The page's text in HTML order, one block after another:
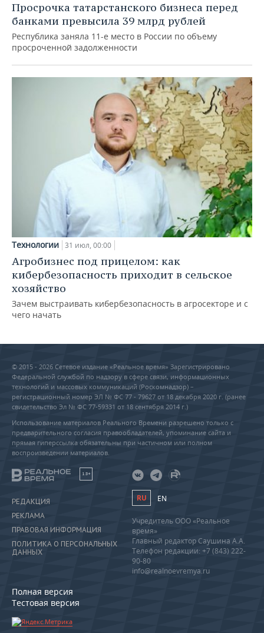
Просрочка татарстанского бизнеса перед
банками превысила 39 млрд рублей
Республика заняла 11-е место в России по объему
просроченной задолженности
Технологии 31 июл, 00:00
Агробизнес под прицелом: как
кибербезопасность приходит в сельское
хозяйство
Зачем выстраивать кибербезопасность в агросекторе и с
чего начать
© 2015 - 2026 Сетевое издание «Реальное время» Зарегистрировано
Федеральной службой по надзору в сфере связи, информационных
технологий и массовых коммуникаций (Роскомнадзор) –
регистрационный номер ЭЛ № ФС 77 - 79627 от 18 декабря 2020 г. (ранее
свидетельство Эл № ФС 77-59331 от 18 сентября 2014 г.)
Использование материалов Реального Времени разрешено только с
предварительного согласия правообладателей, упоминание сайта и
прямая гиперссылка обязательны при частичном или полном
воспроизведении материалов.
18+
РЕДАКЦИЯ
РЕКЛАМА
ПРАВОВАЯ ИНФОРМАЦИЯ
ПОЛИТИКА О ПЕРСОНАЛЬНЫХ
ДАННЫХ
Полная версия
Тестовая версия
RU EN
Учредитель ООО «Реальное
время»
Главный редактор Саушина А.А.
Телефон редакции: +7 (843) 222-
90-80
info@realnoevremya.ru